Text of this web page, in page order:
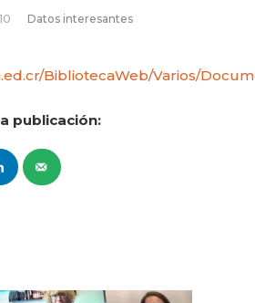
Datos interesantes
BibliotecaWeb/Varios/
publicación: